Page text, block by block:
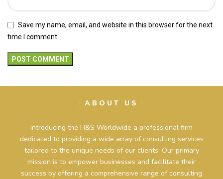
Save my name, email, and website in this browser for the next
time I comment.
ABOUT US
Introducing the H&S Worldwide a professional firm
dedicated to providing a wide array of consulting services
tailored to the unique needs of our clients. Our primary
mission is to empower businesses and facilitate their
success by offering a comprehensive range of consulting